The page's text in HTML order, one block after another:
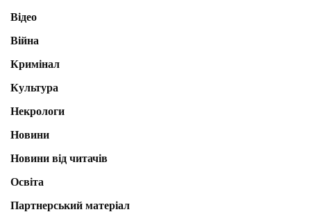
Відео
Війна
Кримінал
Культура
Некрологи
Новини
Новини від читачів
Освіта
Партнерський матеріал